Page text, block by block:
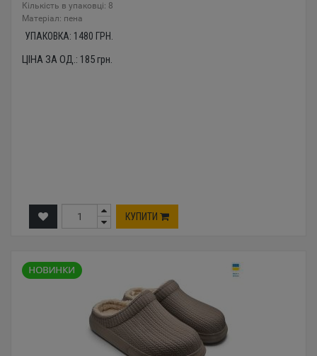
Кількість в упаковці: 8
Mатеріал: пена
УПАКОВКА: 1480 ГРН.
ЦІНА ЗА ОД.: 185грн.
КУПИТИ